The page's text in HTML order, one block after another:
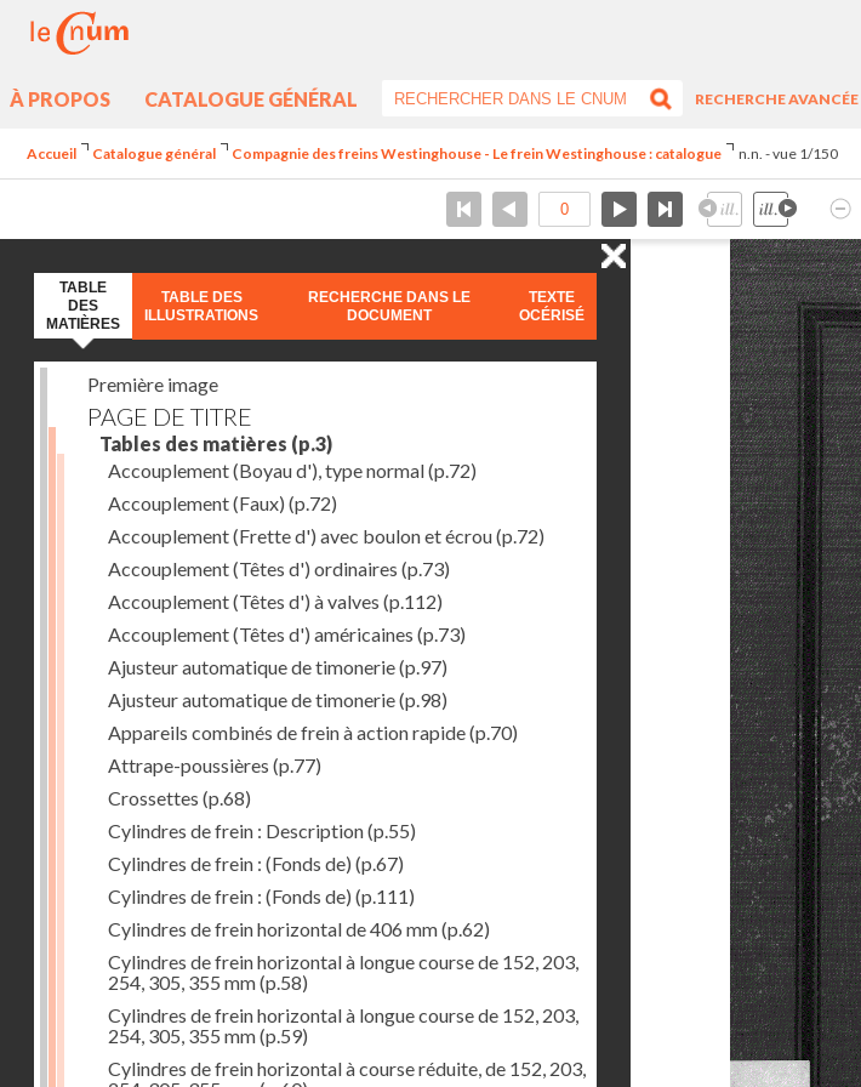
À PROPOS CATALOGUE GÉNÉRAL
RECHERCHE AVANCÉE
Accueil Catalogue général Compagnie des freins Westinghouse - Le frein Westinghouse : catalogue n.n. - vue 1/150
TABLE
DES
MATIÈRES
TABLE DES
ILLUSTRATIONS
RECHERCHE DANS LE
DOCUMENT
TEXTE
OCÉRISÉ
Première image
PAGE DE TITRE
Tables des matières (p.3)
Accouplement (Boyau d'), type normal(p.72)
Accouplement (Faux) (p.72)
Accouplement (Frette d') avec boulon et écrou(p.72)
Accouplement (Têtes d') ordinaires (p.73)
Accouplement (Têtes d') à valves (p.112)
Accouplement (Têtes d') américaines (p.73)
Ajusteur automatique de timonerie(p.97)
Ajusteur automatique de timonerie(p.98)
Appareils combinés de frein à action rapide(p.70)
Attrape-poussières (p.77)
Crossettes (p.68)
Cylindres de frein : Description(p.55)
Cylindres de frein : (Fonds de) (p.67)
Cylindres de frein : (Fonds de) (p.111)
Cylindres de frein horizontal de 406 mm(p.62)
Cylindres de frein horizontal à longue course de 152, 203,
254, 305, 355 mm(p.58)
Cylindres de frein horizontal à longue course de 152, 203,
254, 305, 355 mm(p.59)
Cylindres de frein horizontal à course réduite, de 152, 203,